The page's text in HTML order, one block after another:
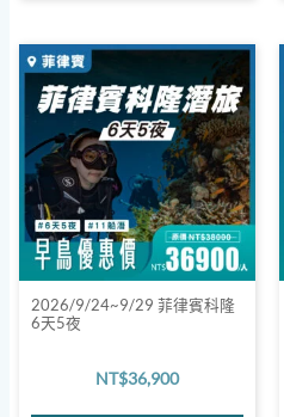
2026/9/24~9/29 菲律賓科隆
6天5夜
NT$36,900